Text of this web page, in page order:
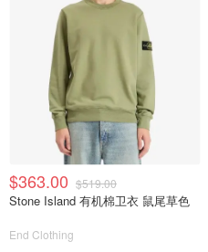
$363.00 $519.00
Stone Island 有机棉卫衣 鼠尾草色
End Clothing